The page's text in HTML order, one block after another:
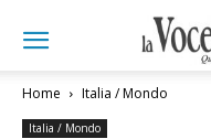
Home Italia / Mondo
Italia / Mondo